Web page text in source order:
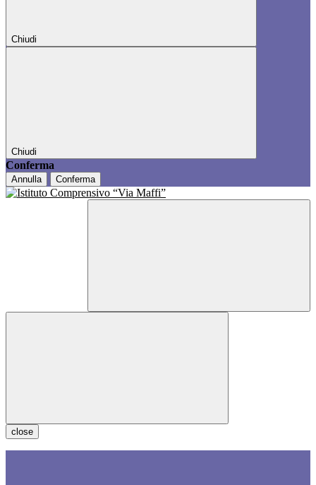
Chiudi
Chiudi
Conferma
Annulla Conferma
close